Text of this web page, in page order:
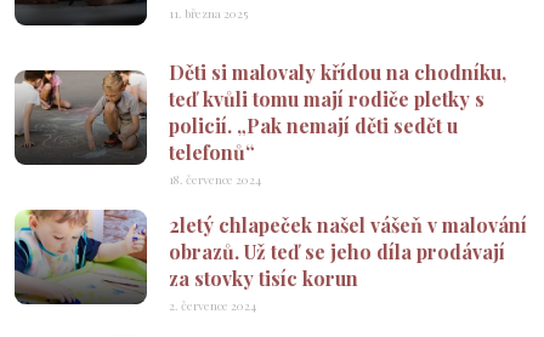
11. března 2025
Děti si malovaly křídou na chodníku,
teď kvůli tomu mají rodiče pletky s
policií. „Pak nemají děti sedět u
telefonů“
18. července 2024
2letý chlapeček našel vášeň v malování
obrazů. Už teď se jeho díla prodávají
za stovky tisíc korun
2. července 2024